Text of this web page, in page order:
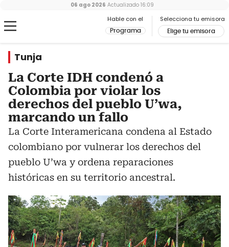
Hable con el
Programa
Selecciona tu emisora
Elige tu emisora
06 ago 2026 Actualizado 16:09
Tunja
La Corte IDH condenó a
Colombia por violar los
derechos del pueblo U’wa,
marcando un fallo
La Corte Interamericana condena al Estado
colombiano por vulnerar los derechos del
pueblo U’wa y ordena reparaciones
históricas en su territorio ancestral.